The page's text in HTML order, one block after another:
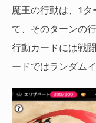
魔王の行動は、1
て、そのターンの
行動カードには戦
ードではランダム